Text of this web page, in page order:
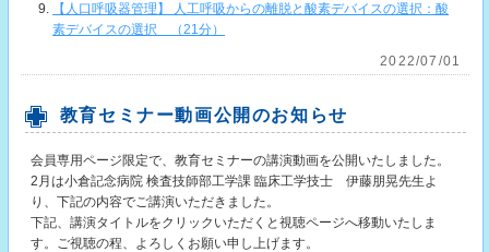
【人口呼吸器管理】 人工呼吸からの離脱と酸素デバイスの選択：酸
素デバイスの選択 （21分）
2022/07/01
教育セミナー動画公開のお知らせ
会員専用ページ限定で、教育セミナーの講演動画を公開いたしました。
2月は小倉記念病院 検査技師部工学課 臨床工学技士 伊藤朋晃先生よ
り、下記の内容でご講演いただきました。
下記、講演タイトルをクリックいただくと視聴ページへ移動いたしま
す。ご視聴の程、よろしくお願い申し上げます。